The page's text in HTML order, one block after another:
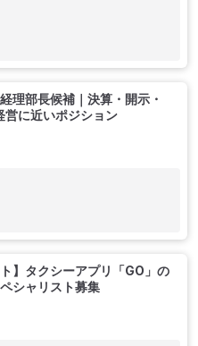
理部長候補｜決算・開示・
に近いポジション
】タクシーアプリ「GO」の
シャリスト募集